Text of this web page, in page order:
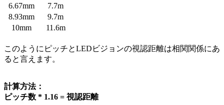
6.67mm
7.7m
8.93mm
9.7m
10mm
11.6m
このようにピッチとLEDビジョンの視認距離は相関関係にあ
ると言えます。
計算方法：
ピッチ数 * 1.16 = 視認距離